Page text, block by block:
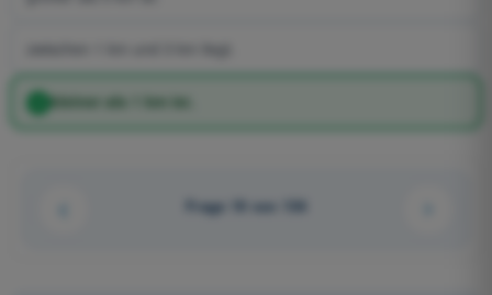
kleiner als 1 km ist.
Frage 19 von 136